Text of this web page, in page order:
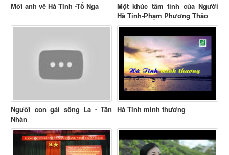
Mời anh về Hà Tĩnh -Tố Nga
Một khúc tâm tình của Người
Hà Tinh-Phạm Phương Thảo
Người con gái sông La - Tân
Nhàn
Hà Tĩnh mình thương